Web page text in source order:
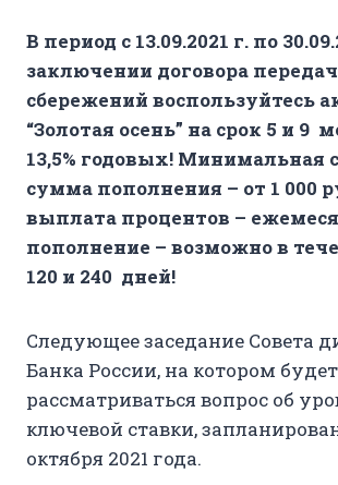
В период с 13.09.2021 г. по
заключении договора
сбережений воспользуйтесь
“Золотая осень” на срок 5 и 9
13,5% годовых! Минимальная
сумма пополнения – от 1 000
выплата процентов –
пополнение – возможно в
120 и 240 дней!
Следующее заседание Совета
Банка России, на котором будет
рассматриваться вопрос об
ключевой ставки,
октября 2021 года.